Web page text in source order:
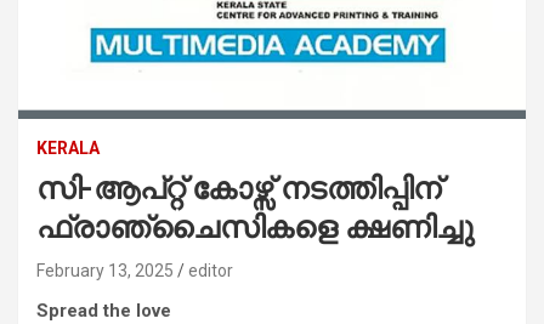
KERALA
സി-ആപ്റ്റ് കോഴ്സ് നടത്തിപ്പിന്
ഫ്രാഞ്ചൈസികളെ ക്ഷണിച്ചു
February 13, 2025 editor
Spread the love